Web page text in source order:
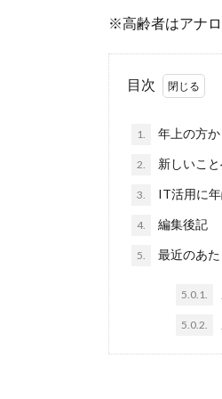
※高齢者はアナ
目次
1. 年上の方
2. 新しいこ
3. IT活用に
4. 編集後記
5. 最近のあ
5.0.1.
5.0.2.